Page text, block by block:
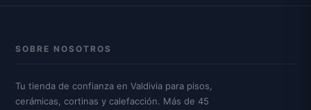
SOBRE NOSOTROS
Tu tienda de confianza en Valdivia para pisos,
cerámicas, cortinas y calefacción. Más de 45